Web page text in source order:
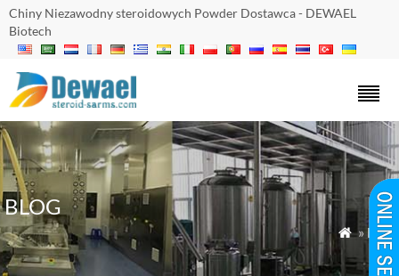
Chiny Niezawodny steroidowych Powder Dostawca - DEWAEL
Biotech
BLOG
 » Blog